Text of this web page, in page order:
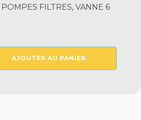
POMPES FILTRES, VANNE 6
AJOUTER AU PANIER